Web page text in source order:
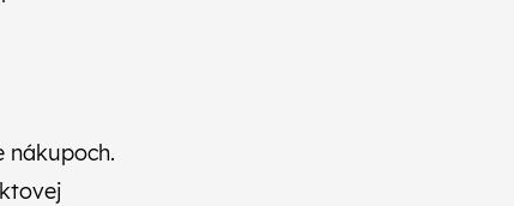
nákupoch.